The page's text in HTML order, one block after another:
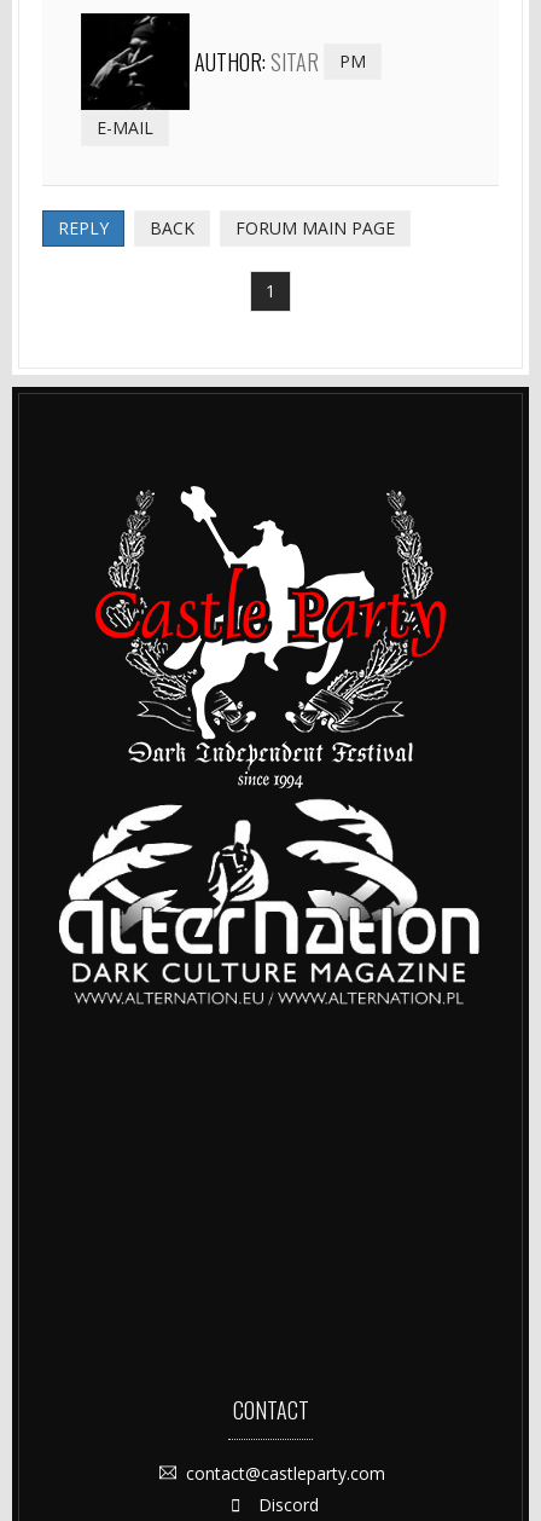
AUTHOR:SITAR PM
E-MAIL
REPLY BACK FORUM MAIN PAGE
1
CONTACT
contact@castleparty.com
Discord